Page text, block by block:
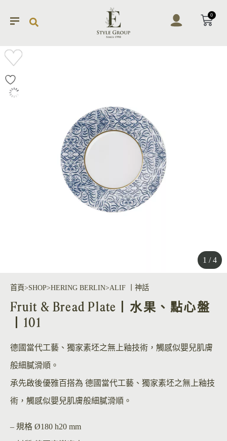
0
1 / 4
加入
首頁 SHOP HERING BERLIN ALIF 丨神話
Fruit & Bread Plate丨水果、點心盤
丨101
德國當代工藝、獨家素坯之無上釉技術，觸感似嬰兒肌膚
般細膩滑順。
承先啟後優雅百搭為 德國當代工藝、獨家素坯之無上釉技
術，觸感似嬰兒肌膚般細膩滑順。
– 規格 Ø180 h20 mm